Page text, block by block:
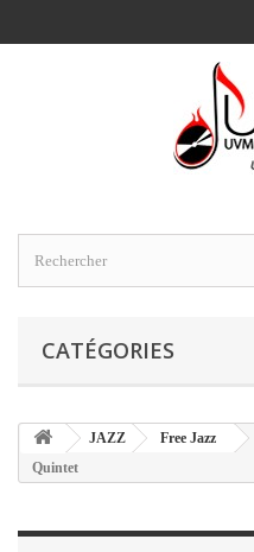
CATÉGORIES
JAZZ Free Jazz
Quintet